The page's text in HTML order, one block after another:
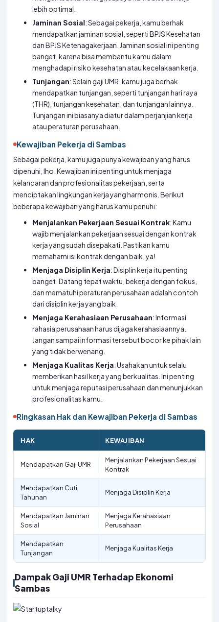
lebih optimal.
Jaminan Sosial: Sebagai pekerja, kamu berhak
mendapatkan jaminan sosial, seperti BPJS Kesehatan
dan BPJS Ketenagakerjaan. Jaminan sosial ini penting
banget, karena bisa membantu kamu dalam
menghadapi risiko kesehatan atau kecelakaan kerja.
Tunjangan: Selain gaji UMR, kamu juga berhak
mendapatkan tunjangan, seperti tunjangan hari raya
(THR), tunjangan kesehatan, dan tunjangan lainnya.
Tunjangan ini biasanya diatur dalam perjanjian kerja
atau peraturan perusahaan.
Kewajiban Pekerja di Sambas
Sebagai pekerja, kamu juga punya kewajiban yang harus
dipenuhi, lho. Kewajiban ini penting untuk menjaga
kelancaran dan profesionalitas pekerjaan, serta
menciptakan lingkungan kerja yang harmonis. Berikut
beberapa kewajiban yang harus kamu penuhi:
Menjalankan Pekerjaan Sesuai Kontrak: Kamu
wajib menjalankan pekerjaan sesuai dengan kontrak
kerja yang sudah disepakati. Pastikan kamu
memahami isi kontrak dengan baik, ya!
Menjaga Disiplin Kerja: Disiplin kerja itu penting
banget. Datang tepat waktu, bekerja dengan fokus,
dan mematuhi peraturan perusahaan adalah contoh
dari disiplin kerja yang baik.
Menjaga Kerahasiaan Perusahaan: Informasi
rahasia perusahaan harus dijaga kerahasiaannya.
Jangan sampai informasi tersebut bocor ke pihak lain
yang tidak berwenang.
Menjaga Kualitas Kerja: Usahakan untuk selalu
memberikan hasil kerja yang berkualitas. Ini penting
untuk menjaga reputasi perusahaan dan menunjukkan
profesionalitas kamu.
Ringkasan Hak dan Kewajiban Pekerja di Sambas
HAK KEWAJIBAN
Mendapatkan Gaji UMR
Menjalankan Pekerjaan Sesuai
Kontrak
Mendapatkan Cuti
Tahunan
Menjaga Disiplin Kerja
Mendapatkan Jaminan
Sosial
Menjaga Kerahasiaan
Perusahaan
Mendapatkan
Tunjangan
Menjaga Kualitas Kerja
Dampak Gaji UMR Terhadap Ekonomi
Sambas